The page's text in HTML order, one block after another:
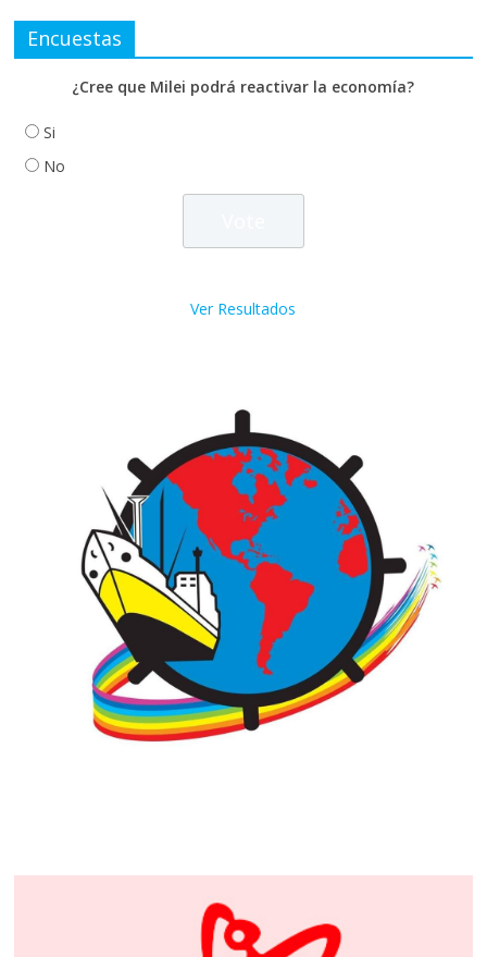
Encuestas
¿Cree que Milei podrá reactivar la economía?
Si
No
Ver Resultados